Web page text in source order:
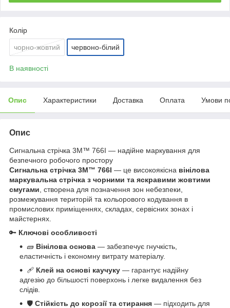
Колір
чорно-жовтий червоно-білий
В наявності
Опис Характеристики Доставка Оплата Умови
Опис
Сигнальна стрічка 3M™ 766I — надійне маркування для
безпечного робочого простору
Сигнальна стрічка 3M™ 766I — це високоякісна вінілова
маркувальна стрічка з чорними та яскравими жовтими
смугами , створена для позначення зон небезпеки,
розмежування територій та кольорового кодування в
промислових приміщеннях, складах, сервісних зонах і
майстернях.
🔑 Ключові особливості
🧱 Вінілова основа — забезпечує гнучкість,
еластичність і економну витрату матеріалу.
🩹 Клей на основі каучуку — гарантує надійну
адгезію до більшості поверхонь і легке видалення без
слідів.
🛡️ Стійкість до корозії та стирання — підходить для